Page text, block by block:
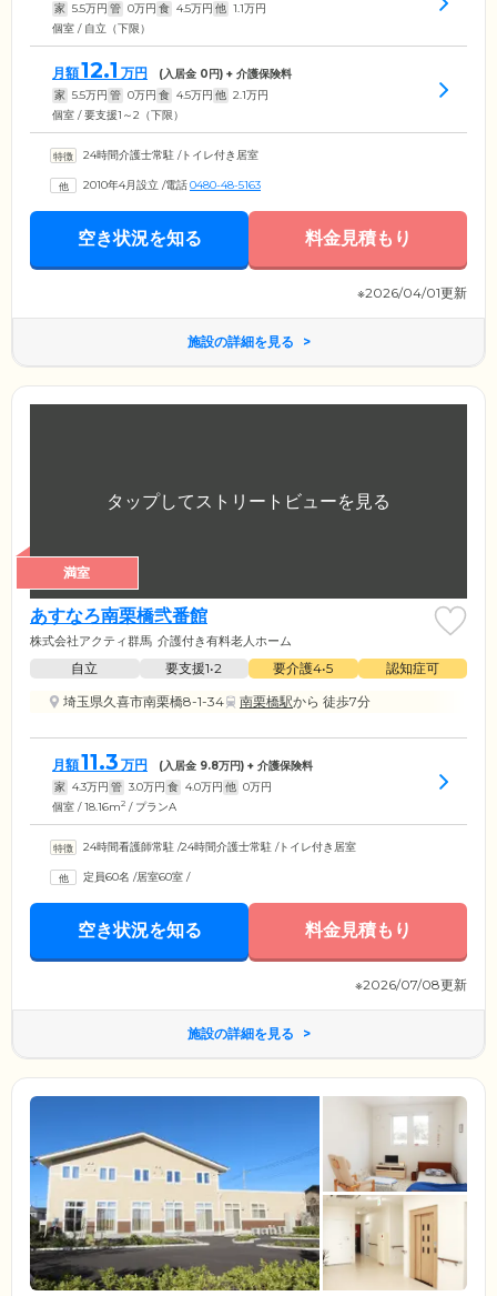
家 5.5万円 管 0万円 食 4.5万円 他 1.1万円
個室 / 自立（下限）
月額12.1 万円 (入居金 0円) + 介護保険料
家 5.5万円 管 0万円 食 4.5万円 他 2.1万円
個室 / 要支援1～2（下限）
24時間介護士常駐 /トイレ付き居室
2010年4月設立 /電話0480-48-5163
空き状況を知る 料金見積もり
※2026/04/01更新
施設の詳細を見る
満室
あすなろ南栗橋弐番館
株式会社アクティ群馬 介護付き有料老人ホーム
自立 要支援1•2 要介護4•5
認知症可
埼玉県久喜市南栗橋8-1-34
南栗橋駅から 徒歩7分
月額11.3 万円 (入居金 9.8万円) + 介護保険料
家 4.3万円 管 3.0万円 食 4.0万円 他 0万円
個室 / 18.16m2 / プランA
24時間看護師常駐 /24時間介護士常駐 /トイレ付き居室
定員60名 /居室60室 /
空き状況を知る 料金見積もり
※2026/07/08更新
施設の詳細を見る